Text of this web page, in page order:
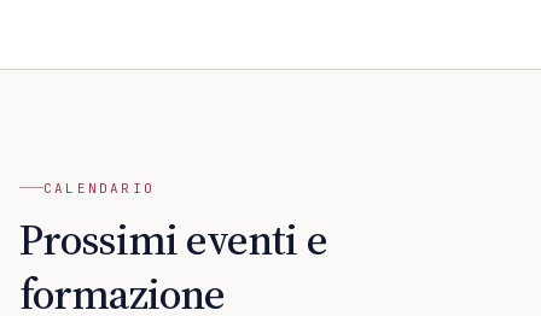
CALENDARIO
Prossimi eventi e
formazione